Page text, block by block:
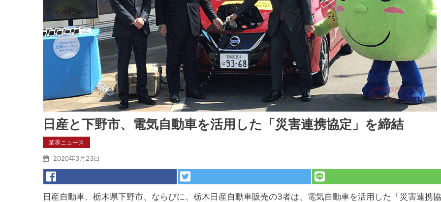
日産と下野市、電気自動車を活用した「災害連携協定」を締結
業界ニュース
2020年3月23日
日産自動車、栃木県下野市、ならびに、栃木日産自動車販売の3者は、電気自動車を活用した「災害連携協